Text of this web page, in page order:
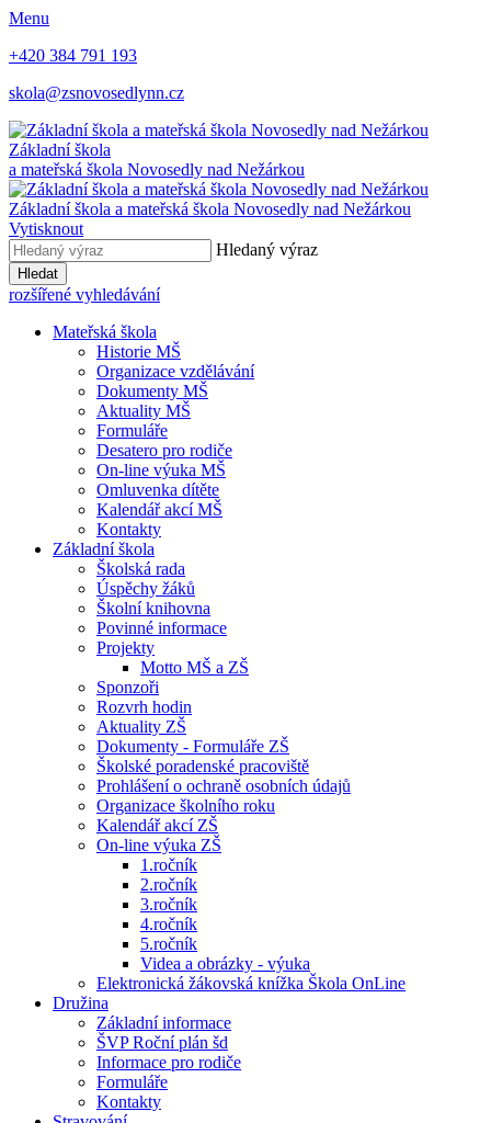
Menu
+420 384 791 193
skola@zsnovosedlynn.cz
Základní škola
a mateřská škola Novosedly nad Nežárkou
Základní škola a mateřská škola Novosedly nad Nežárkou
Vytisknout
Hledaný výraz
Hledat
rozšířené vyhledávání
Mateřská škola
Historie MŠ
Organizace vzdělávání
Dokumenty MŠ
Aktuality MŠ
Formuláře
Desatero pro rodiče
On-line výuka MŠ
Omluvenka dítěte
Kalendář akcí MŠ
Kontakty
Základní škola
Školská rada
Úspěchy žáků
Školní knihovna
Povinné informace
Projekty
Motto MŠ a ZŠ
Sponzoři
Rozvrh hodin
Aktuality ZŠ
Dokumenty - Formuláře ZŠ
Školské poradenské pracoviště
Prohlášení o ochraně osobních údajů
Organizace školního roku
Kalendář akcí ZŠ
On-line výuka ZŠ
1.ročník
2.ročník
3.ročník
4.ročník
5.ročník
Videa a obrázky - výuka
Elektronická žákovská knížka Škola OnLine
Družina
Základní informace
ŠVP Roční plán šd
Informace pro rodiče
Formuláře
Kontakty